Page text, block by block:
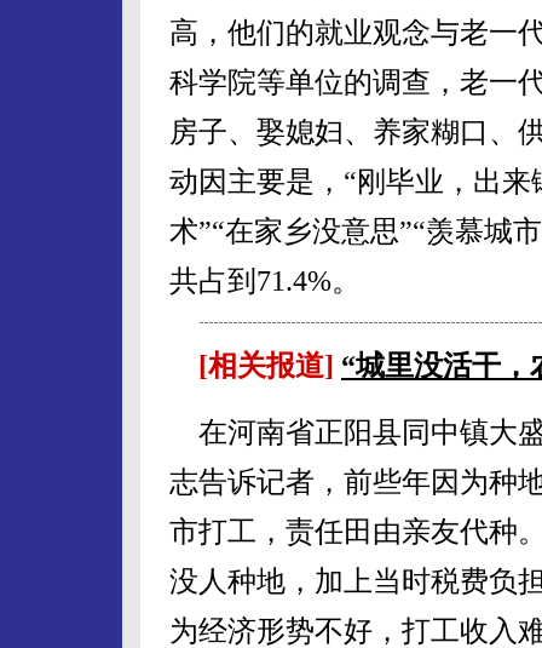
高，他们的就业观念与老一
科学院等单位的调查，老一
房子、娶媳妇、养家糊口、
动因主要是，“刚毕业，出
术”“在家乡没意思”“羡慕城
共占到71.4%。
[相关报道] “城里没活干，
在河南省正阳县同中镇大
志告诉记者，前些年因为种
市打工，责任田由亲友代种
没人种地，加上当时税费负
为经济形势不好，打工收入